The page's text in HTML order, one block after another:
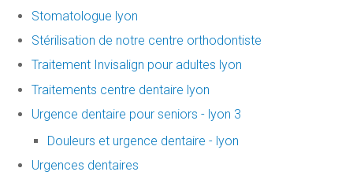
Stomatologue lyon
Stérilisation de notre centre orthodontiste
Traitement Invisalign pour adultes lyon
Traitements centre dentaire lyon
Urgence dentaire pour seniors - lyon 3
Douleurs et urgence dentaire - lyon
Urgences dentaires